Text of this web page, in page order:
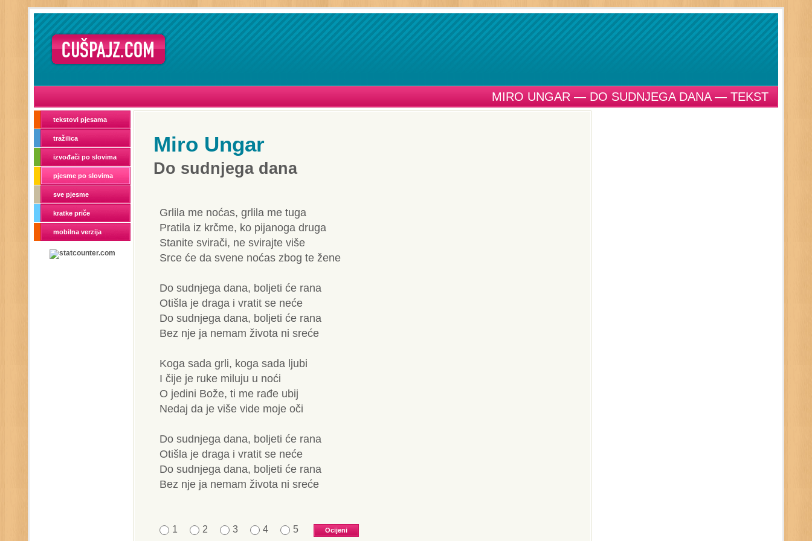
MIRO UNGAR — DO SUDNJEGA DANA — TEKST
tekstovi pjesama
tražilica
izvođači po slovima
pjesme po slovima
sve pjesme
kratke priče
mobilna verzija
Miro Ungar
Do sudnjega dana
Grlila me noćas, grlila me tuga
Pratila iz krčme, ko pijanoga druga
Stanite svirači, ne svirajte više
Srce će da svene noćas zbog te žene
Do sudnjega dana, boljeti će rana
Otišla je draga i vratit se neće
Do sudnjega dana, boljeti će rana
Bez nje ja nemam života ni sreće
Koga sada grli, koga sada ljubi
I čije je ruke miluju u noći
O jedini Bože, ti me rađe ubij
Nedaj da je više vide moje oči
Do sudnjega dana, boljeti će rana
Otišla je draga i vratit se neće
Do sudnjega dana, boljeti će rana
Bez nje ja nemam života ni sreće
1 2 3 4 5